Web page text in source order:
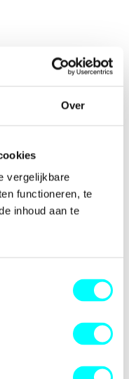
Over
vergelijkbare
functioneren, te
inhoud aan te
has occurred while
browser consolefor